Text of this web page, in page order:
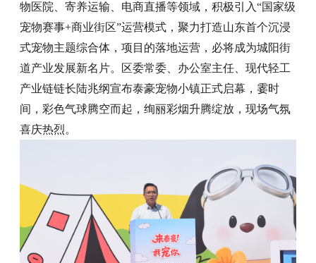
物医院、寄养运输、电商直播等领域，积极引入“国家级
宠物赛事+商业街区”运营模式，聚力打造山东首个沉浸
式宠物主题综合体，项目的落地运营，必将成为城阳街
道产业发展新名片。区委常委、办公室主任、现代轻工
产业链链长陆兆纲宣布泰豪宠物小镇正式启幕，霎时
间，彩色气球腾空而起，绚丽彩烟升腾绽放，现场气氛
喜庆热烈。